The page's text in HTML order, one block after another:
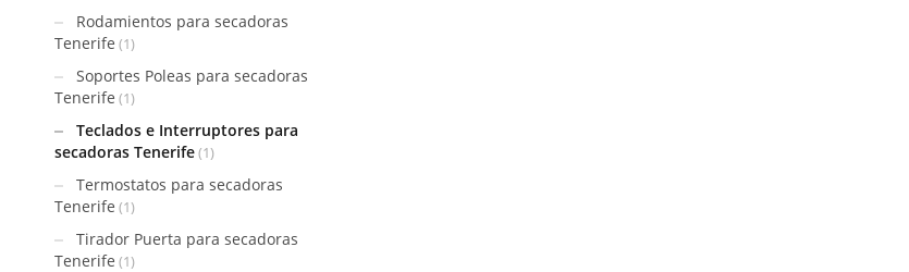
Rodamientos para secadoras
Tenerife (1)
Soportes Poleas para secadoras
Tenerife (1)
Teclados e Interruptores para
secadoras Tenerife(1)
Termostatos para secadoras
Tenerife (1)
Tirador Puerta para secadoras
Tenerife (1)